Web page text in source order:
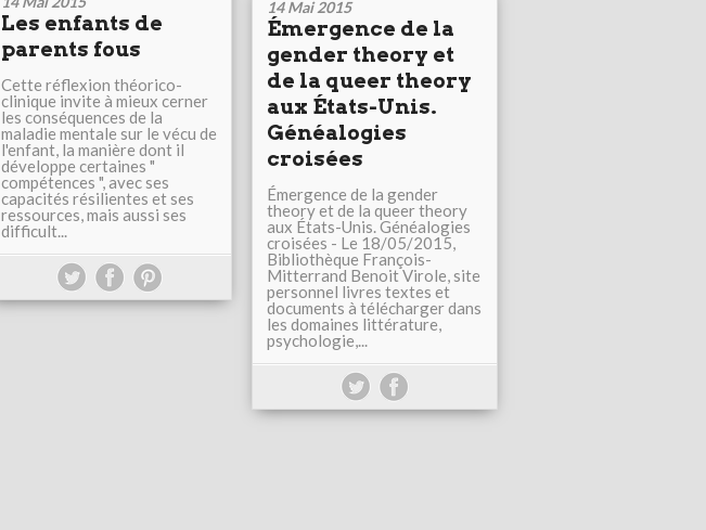
Les enfants de
parents fous
Cette réflexion théorico-
clinique invite à mieux cerner
les conséquences de la
maladie mentale sur le vécu de
l'enfant, la manière dont il
développe certaines "
compétences ", avec ses
capacités résilientes et ses
ressources, mais aussi ses
difficult...
14 Mai 2015
Émergence de la
gender theory et
de la queer theory
aux États-Unis.
Généalogies
croisées
Émergence de la gender
theory et de la queer theory
aux États-Unis. Généalogies
croisées - Le 18/05/2015,
Bibliothèque François-
Mitterrand Benoit Virole, site
personnel livres textes et
documents à télécharger dans
les domaines littérature,
psychologie,...